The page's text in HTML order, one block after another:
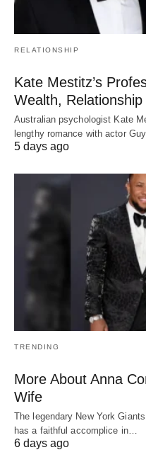
RELATIONSHIP
Kate Mestitz’s
Wealth, Relationship
Australian psychologist Kate
lengthy romance with actor
5 days ago
TRENDING
More About Anna
Wife
The legendary New York
has a faithful accomplice in…
6 days ago